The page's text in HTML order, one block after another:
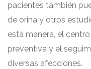
pacientes también
de orina y otros
esta manera, el
preventiva y el
diversas afecciones.